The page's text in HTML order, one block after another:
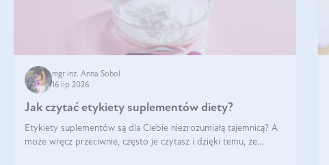
mgr inż. Anna Sobol
16 lip 2026
Jak czytać etykiety suplementów diety?
Etykiety suplementów są dla Ciebie niezrozumiałą tajemnicą? A
może wręcz przeciwnie, często je czytasz i dzięki temu, że